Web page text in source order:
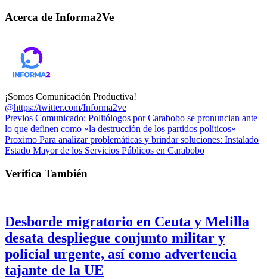
Acerca de Informa2Ve
¡Somos Comunicación Productiva!
@https://twitter.com/Informa2ve
Previos Comunicado: Politólogos por Carabobo se pronuncian ante
lo que definen como «la destrucción de los partidos políticos»
Proximo Para analizar problemáticas y brindar soluciones: Instalado
Estado Mayor de los Servicios Públicos en Carabobo
Verifica También
Desborde migratorio en Ceuta y Melilla
desata despliegue conjunto militar y
policial urgente, así como advertencia
tajante de la UE